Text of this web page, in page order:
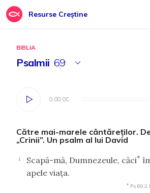
Resurse Creștine
BIBLIA
Psalmii 69
0:00:00
0:00:00
Către mai-marele cântăreţilor.
„Crinii”. Un psalm al lui David
1 Scapă-mă, Dumnezeule, căci*
apele viaţa.
* Ps 69:2